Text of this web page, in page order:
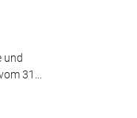
und
31...